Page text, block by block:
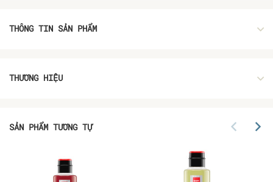
THÔNG TIN SẢN PHẨM
THƯƠNG HIỆU
SẢN PHẨM TƯƠNG TỰ